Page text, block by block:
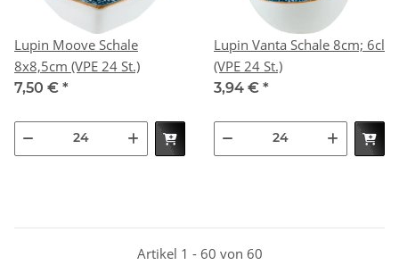
Lupin Moove Schale
8x8,5cm (VPE 24 St.)
7,50 € *
Lupin Vanta Schale 8cm; 6cl
(VPE 24 St.)
3,94 € *
Artikel 1 - 60 von 60